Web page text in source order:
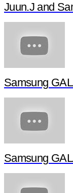
Juun.J and
Samsung
Samsung